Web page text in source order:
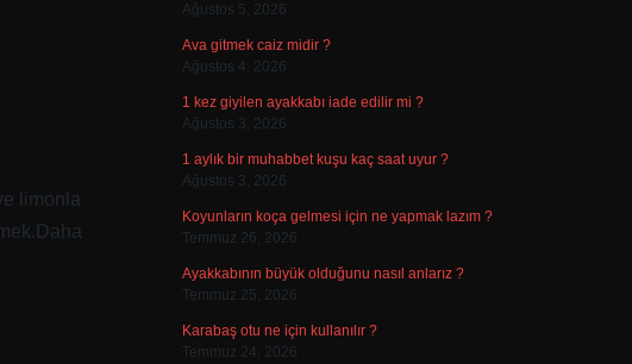
limonla
Ağustos 5, 2026
Ava gitmek caiz midir ?
Ağustos 4, 2026
1 kez giyilen ayakkabı iade edilir mi ?
Ağustos 3, 2026
1 aylık bir muhabbet kuşu kaç saat uyur ?
Ağustos 3, 2026
Koyunların koça gelmesi için ne yapmak lazım ?
Temmuz 26, 2026
Ayakkabının büyük olduğunu nasıl anlarız ?
Temmuz 25, 2026
Karabaş otu ne için kullanılır ?
Temmuz 24, 2026